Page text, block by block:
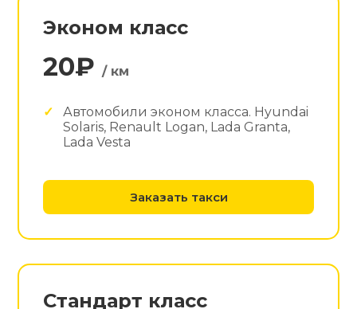
Эконом класс
20₽/ км
Автомобили эконом класса. Hyundai
Solaris, Renault Logan, Lada Granta,
Lada Vesta
Заказать такси
Стандарт класс